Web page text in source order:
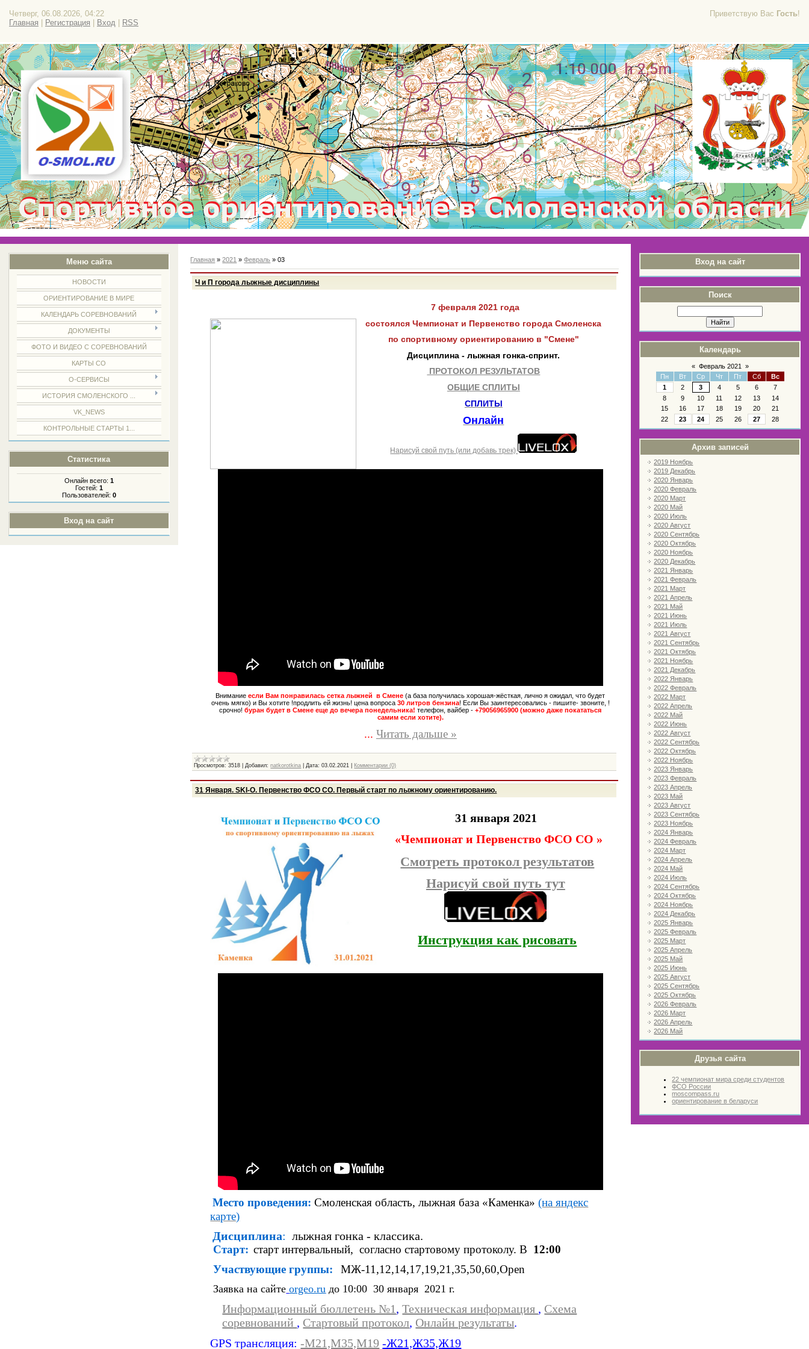
Приветствую Вас Гость!
Четверг, 06.08.2026, 04:22
Главная
Регистрация Вход RSS
Меню сайта
НОВОСТИ
ОРИЕНТИРОВАНИЕ В МИРЕ
КАЛЕНДАРЬ СОРЕВНОВАНИЙ
ДОКУМЕНТЫ
ФОТО И ВИДЕО С СОРЕВНОВАНИЙ
КАРТЫ СО
О-СЕРВИСЫ
ИСТОРИЯ СМОЛЕНСКОГО ...
VK_NEWS
КОНТРОЛЬНЫЕ СТАРТЫ 1...
Статистика
Онлайн всего: 1
Гостей: 1
Пользователей: 0
Вход на сайт
Вход на сайт
Поиск
Календарь
« Февраль 2021
»
Пн
Вт Ср Чт Пт Сб
Вс
1
2 3 4 5 6
7
8
9 10 11 12 13
14
15
16 17 18 19 20
21
22
23 24 25 26 27 28
Архив записей
2019 Ноябрь
2019 Декабрь
2020 Январь
2020 Февраль
2020 Март
2020 Май
2020 Июль
2020 Август
2020 Сентябрь
2020 Октябрь
2020 Ноябрь
2020 Декабрь
2021 Январь
2021 Февраль
2021 Март
2021 Апрель
2021 Май
2021 Июнь
2021 Июль
2021 Август
2021 Сентябрь
2021 Октябрь
2021 Ноябрь
2021 Декабрь
2022 Январь
2022 Февраль
2022 Март
2022 Апрель
2022 Май
2022 Июнь
2022 Август
2022 Сентябрь
2022 Октябрь
2022 Ноябрь
2023 Январь
2023 Февраль
2023 Апрель
2023 Май
2023 Август
2023 Сентябрь
2023 Ноябрь
2024 Январь
2024 Февраль
2024 Март
2024 Апрель
2024 Май
2024 Июль
2024 Сентябрь
2024 Октябрь
2024 Ноябрь
2024 Декабрь
2025 Январь
2025 Февраль
2025 Март
2025 Апрель
2025 Май
2025 Июнь
2025 Август
2025 Сентябрь
2025 Октябрь
2026 Февраль
2026 Март
2026 Апрель
2026 Май
Друзья сайта
22 чемпионат мира среди студентов
ФСО России
moscompass.ru
ориентирование в беларуси
Главная »2021 » Февраль » 03
Ч и П города лыжные дисциплины
7 февраля 2021 года
состоялся Чемпионат и Первенство города Смоленска
по спортивному ориентированию в "Смене"
Дисциплина - лыжная гонка-спринт.
ПРОТОКОЛ РЕЗУЛЬТАТОВ
ОБЩИЕ СПЛИТЫ
СПЛИТЫ
Онлайн
Нарисуй свой путь (или добавь трек)
Вниманиеесли Вам понравилась сетка лыжней в Смене (а база получилась хорошая-жёсткая, лично я ожидал, что будет
очень мягко) и Вы хотите !продлить ей жизнь! цена вопроса 30 литров бензина! Если Вы заинтересовались - пишите- звоните, !
срочно!буран будет в Смене еще до вечера понедельника! телефон, вайбер -+79056965900 (можно даже покататься
самим если хотите).
... Читать дальше »
Просмотров: 3518 |Добавил: natkorotkina |Дата: 03.02.2021 Комментарии (0)
31 Января. SKI-O. Первенство ФСО СО. Первый старт по лыжному ориентированию.
31 января 2021
«Чемпионат и Первенство ФСО СО »
Смотреть протокол результатов
Нарисуй свой путь тут
Инструкция как рисовать
Место проведения:Смоленская область, лыжная база «Каменка»(на яндекс
карте)
Дисциплина:лыжная гонка -классика.
Старт: старт интервальный, согласно стартовому протоколу. В 12:00
Участвующие группы:
МЖ-11,12,14,17,19,21,35,50,60,Open
Заявка на сайте orgeo.ru до 10:00 30 января 2021 г.
Информационный бюллетень №1 ,Техническая информация , Схема
соревнований , Стартовый протокол, Онлайн результаты.
GPS трансляция:-М21,М35,М19 -Ж21,Ж35,Ж19